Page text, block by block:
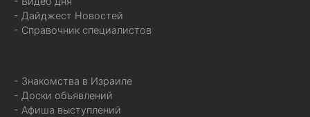
- Дайджест Новостей
- Справочник специалистов
- Знакомства в Израиле
- Доски объявлений
- Афиша выступлений